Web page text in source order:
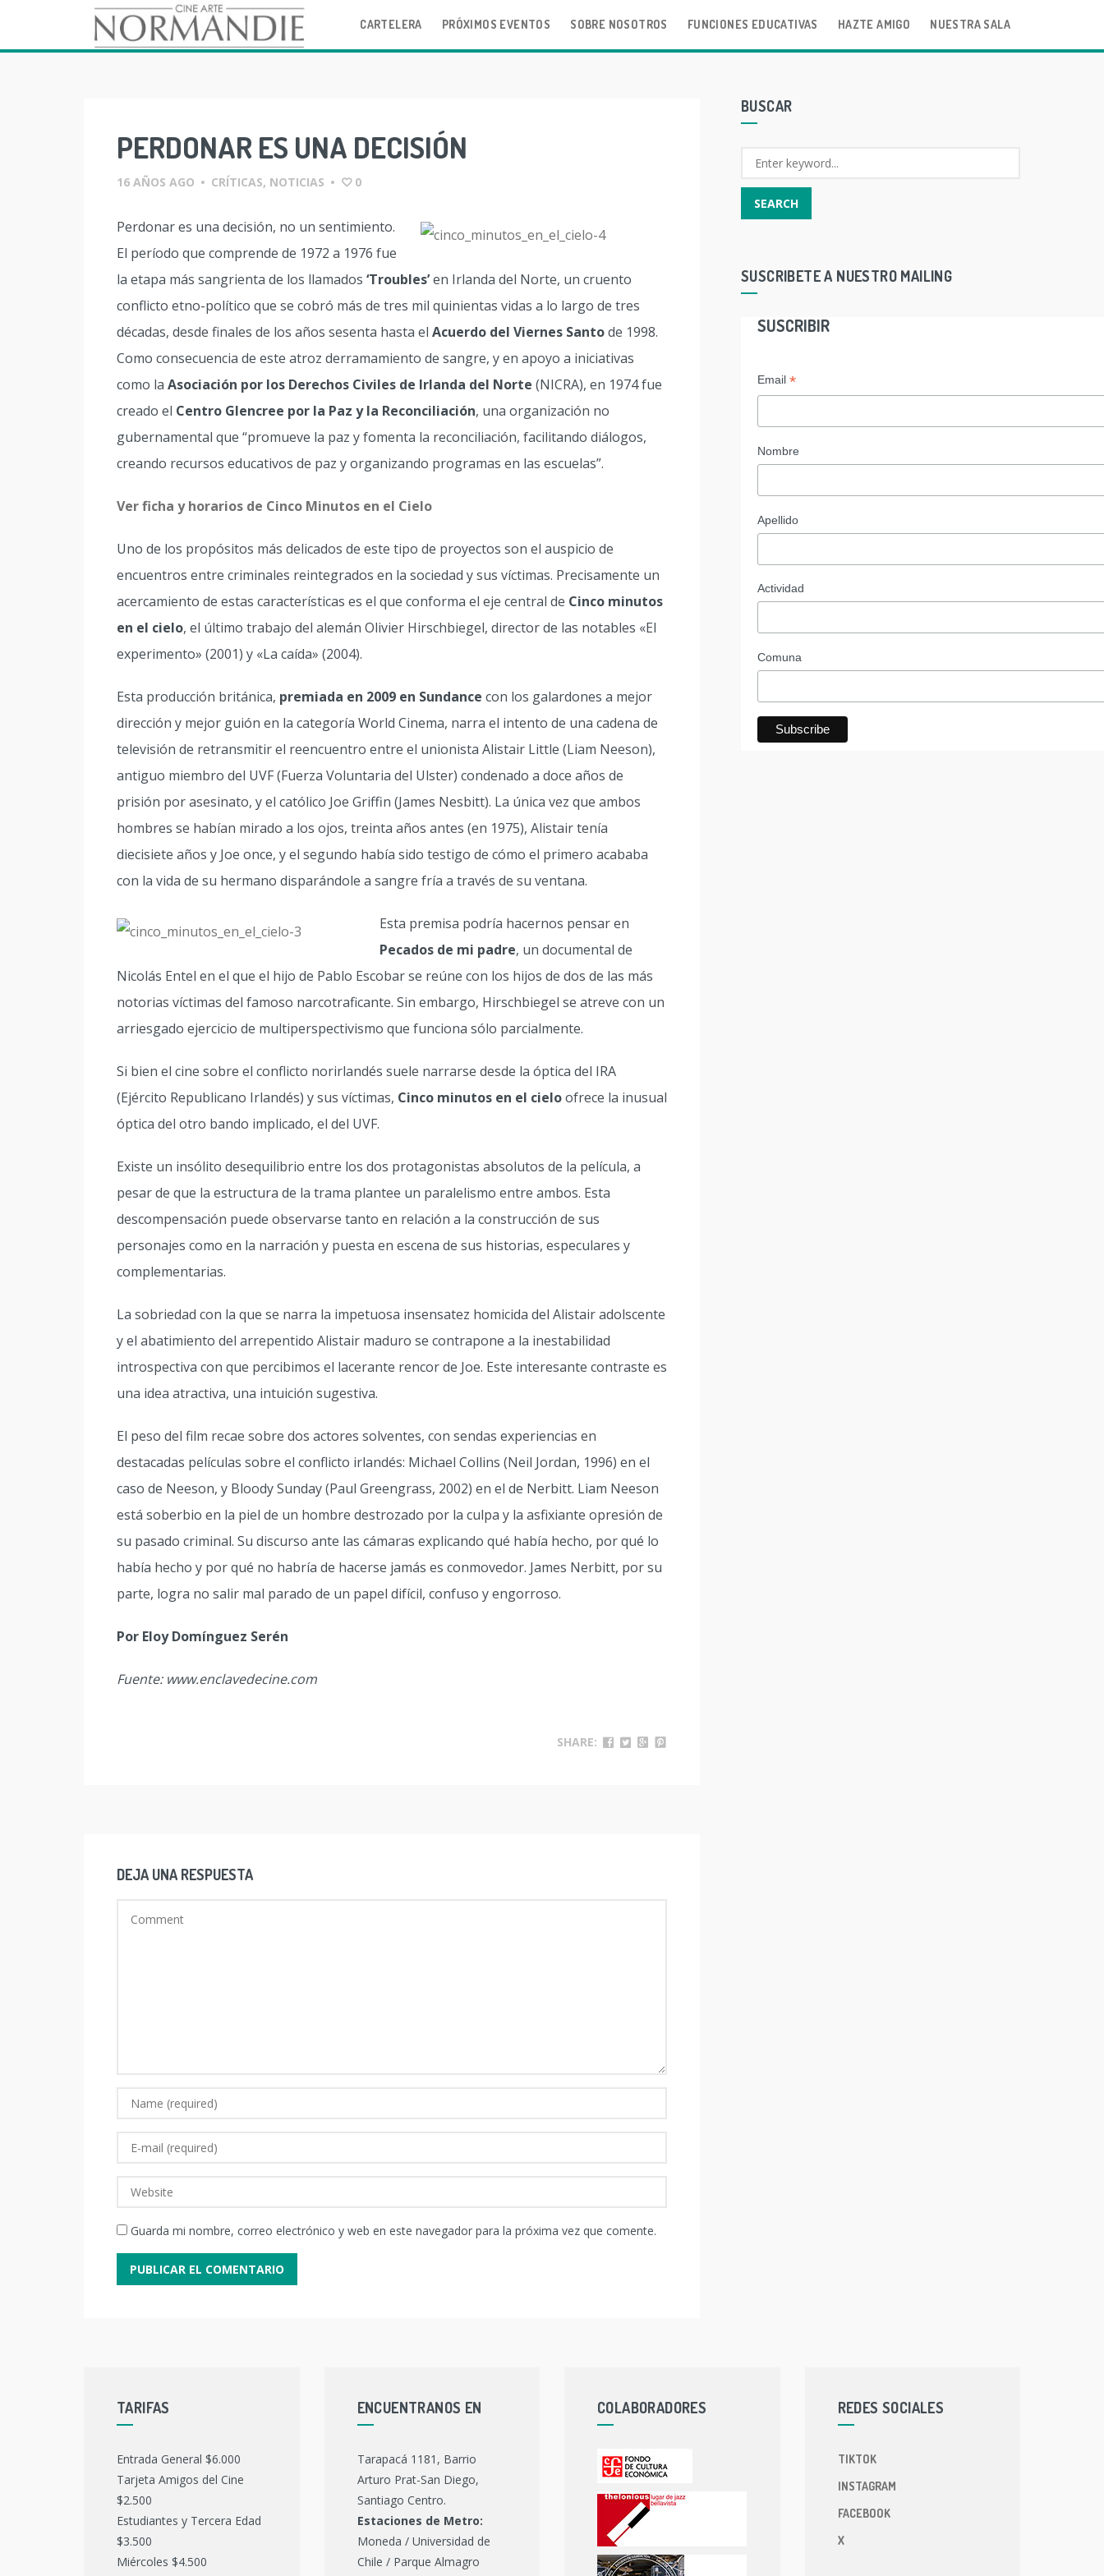
CARTELERA PRÓXIMOS EVENTOS SOBRE NOSOTROS FUNCIONES EDUCATIVAS HAZTE AMIGO NUESTRA SALA
PERDONAR ES UNA DECISIÓN
16 AÑOS AGO • CRÍTICAS, NOTICIAS • 0
Perdonar es una decisión, no un sentimiento.
El período que comprende de 1972 a 1976 fue
la etapa más sangrienta de los llamados ‘Troubles’en Irlanda del Norte, un cruento
conflicto etno-político que se cobró más de tres mil quinientas vidas a lo largo de tres
décadas, desde finales de los años sesenta hasta el Acuerdo del Viernes Santode 1998.
Como consecuencia de este atroz derramamiento de sangre, y en apoyo a iniciativas
como la Asociación por los Derechos Civiles de Irlanda del Norte (NICRA), en 1974 fue
creado el Centro Glencree por la Paz y la Reconciliación, una organización no
gubernamental que “promueve la paz y fomenta la reconciliación, facilitando diálogos,
creando recursos educativos de paz y organizando programas en las escuelas”.
Ver ficha y horarios de Cinco Minutos en el Cielo
Uno de los propósitos más delicados de este tipo de proyectos son el auspicio de
encuentros entre criminales reintegrados en la sociedad y sus víctimas. Precisamente un
acercamiento de estas características es el que conforma el eje central de Cinco minutos
en el cielo, el último trabajo del alemán Olivier Hirschbiegel, director de las notables «El
experimento» (2001) y «La caída» (2004).
Esta producción británica, premiada en 2009 en Sundance con los galardones a mejor
dirección y mejor guión en la categoría World Cinema, narra el intento de una cadena de
televisión de retransmitir el reencuentro entre el unionista Alistair Little (Liam Neeson),
antiguo miembro del UVF (Fuerza Voluntaria del Ulster) condenado a doce años de
prisión por asesinato, y el católico Joe Griffin (James Nesbitt). La única vez que ambos
hombres se habían mirado a los ojos, treinta años antes (en 1975), Alistair tenía
diecisiete años y Joe once, y el segundo había sido testigo de cómo el primero acababa
con la vida de su hermano disparándole a sangre fría a través de su ventana.
Esta premisa podría hacernos pensar en
Pecados de mi padre, un documental de
Nicolás Entel en el que el hijo de Pablo Escobar se reúne con los hijos de dos de las más
notorias víctimas del famoso narcotraficante. Sin embargo, Hirschbiegel se atreve con un
arriesgado ejercicio de multiperspectivismo que funciona sólo parcialmente.
Si bien el cine sobre el conflicto norirlandés suele narrarse desde la óptica del IRA
(Ejército Republicano Irlandés) y sus víctimas, Cinco minutos en el cieloofrece la inusual
óptica del otro bando implicado, el del UVF.
Existe un insólito desequilibrio entre los dos protagonistas absolutos de la película, a
pesar de que la estructura de la trama plantee un paralelismo entre ambos. Esta
descompensación puede observarse tanto en relación a la construcción de sus
personajes como en la narración y puesta en escena de sus historias, especulares y
complementarias.
La sobriedad con la que se narra la impetuosa insensatez homicida del Alistair adolscente
y el abatimiento del arrepentido Alistair maduro se contrapone a la inestabilidad
introspectiva con que percibimos el lacerante rencor de Joe. Este interesante contraste es
una idea atractiva, una intuición sugestiva.
El peso del film recae sobre dos actores solventes, con sendas experiencias en
destacadas películas sobre el conflicto irlandés: Michael Collins (Neil Jordan, 1996) en el
caso de Neeson, y Bloody Sunday (Paul Greengrass, 2002) en el de Nerbitt. Liam Neeson
está soberbio en la piel de un hombre destrozado por la culpa y la asfixiante opresión de
su pasado criminal. Su discurso ante las cámaras explicando qué había hecho, por qué lo
había hecho y por qué no habría de hacerse jamás es conmovedor. James Nerbitt, por su
parte, logra no salir mal parado de un papel difícil, confuso y engorroso.
Por Eloy Domínguez Serén
Fuente: www.enclavedecine.com
SHARE:
DEJA UNA RESPUESTA
Guarda mi nombre, correo electrónico y web en este navegador para la próxima vez que comente.
BUSCAR
SUSCRIBETE A NUESTRO MAILING
SUSCRIBIR
Email *
Nombre
Apellido
Actividad
Comuna
TARIFAS
Entrada General $6.000
Tarjeta Amigos del Cine
$2.500
Estudiantes y Tercera Edad
$3.500
Miércoles $4.500
ENCUENTRANOS EN
Tarapacá 1181, Barrio
Arturo Prat-San Diego,
Santiago Centro.
Estaciones de Metro:
Moneda / Universidad de
Chile / Parque Almagro
COLABORADORES REDES SOCIALES
TIKTOK
INSTAGRAM
FACEBOOK
X